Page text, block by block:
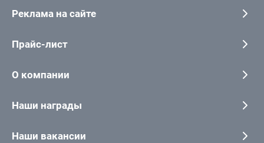
Реклама на сайте
Прайс-лист
О компании
Наши награды
Наши вакансии